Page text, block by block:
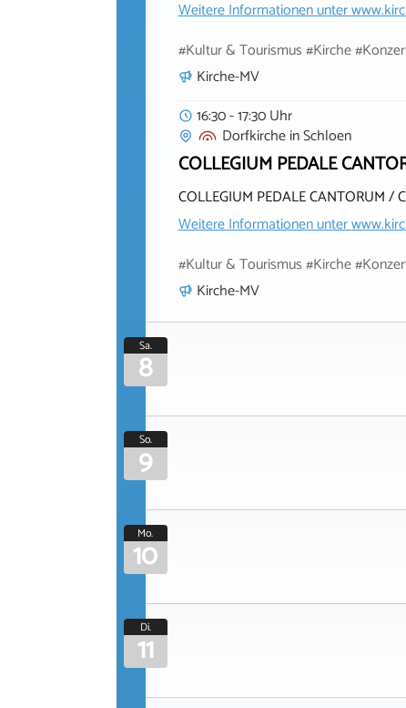
Weitere Informationen unter
#Kultur & Tourismus #Kirche
Kirche-MV
16:30 - 17:30 Uhr
DorfkircheinSchloen
COLLEGIUM PEDALE
COLLEGIUM PEDALE CANTORUM
Weitere Informationen unter
#Kultur & Tourismus #Kirche
Kirche-MV
Sa.
8
So.
9
Mo.
10
Di.
11